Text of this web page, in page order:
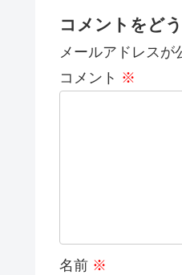
コメントをど
メールアドレスが
コメント ※
名前 ※